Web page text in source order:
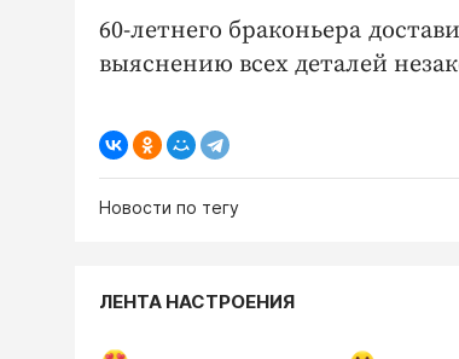
60-летнего браконьера
выяснению всех деталей
Новости по тегу
ЛЕНТА НАСТРОЕНИЯ